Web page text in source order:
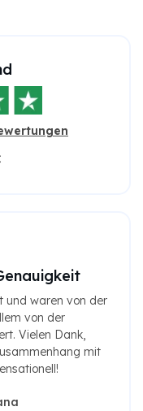
und waren von der
von der
Vielen Dank,
mit